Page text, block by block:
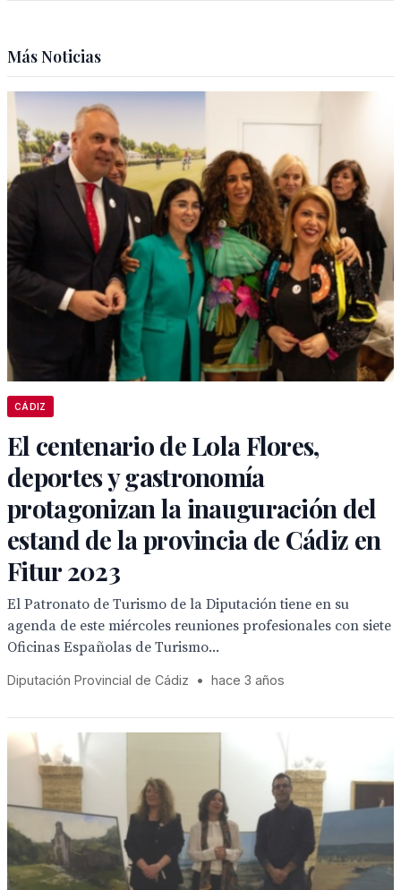
Más Noticias
CÁDIZ
El centenario de Lola Flores,
deportes y gastronomía
protagonizan la inauguración del
estand de la provincia de Cádiz en
Fitur 2023
El Patronato de Turismo de la Diputación tiene en su
agenda de este miércoles reuniones profesionales con siete
Oficinas Españolas de Turismo...
Diputación Provincial de Cádiz • hace 3 años